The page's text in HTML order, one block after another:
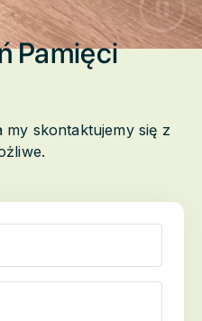
Pamięci
skontaktujemy się z